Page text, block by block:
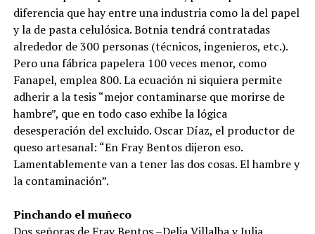
diferencia que hay entre una industria como la del papel
y la de pasta celulósica. Botnia tendrá contratadas
alrededor de 300 personas (técnicos, ingenieros, etc.).
Pero una fábrica papelera 100 veces menor, como
Fanapel, emplea 800. La ecuación ni siquiera permite
adherir a la tesis “mejor contaminarse que morirse de
hambre”, que en todo caso exhibe la lógica
desesperación del excluido. Oscar Díaz, el productor de
queso artesanal: “En Fray Bentos dijeron eso.
Lamentablemente van a tener las dos cosas. El hambre y
la contaminación”.
Pinchando el muñeco